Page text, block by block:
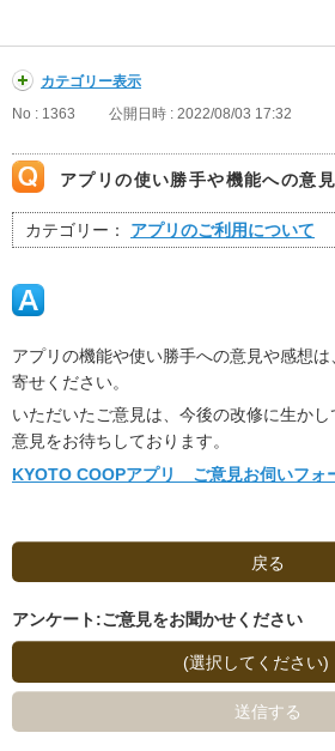
カテゴリー表示
No : 1363
公開日時 : 2022/08/03 17:32
アプリの使い勝手や機能への意
カテゴリー： アプリのご利用について
アプリの機能や使い勝手への意見や感想
寄せください。
いただいたご意見は、今後の改修に生か
意見をお待ちしております。
KYOTO COOPアプリ ご意見お伺いフォ
戻る
アンケート:ご意見をお聞かせください
(選択してください)
送信する